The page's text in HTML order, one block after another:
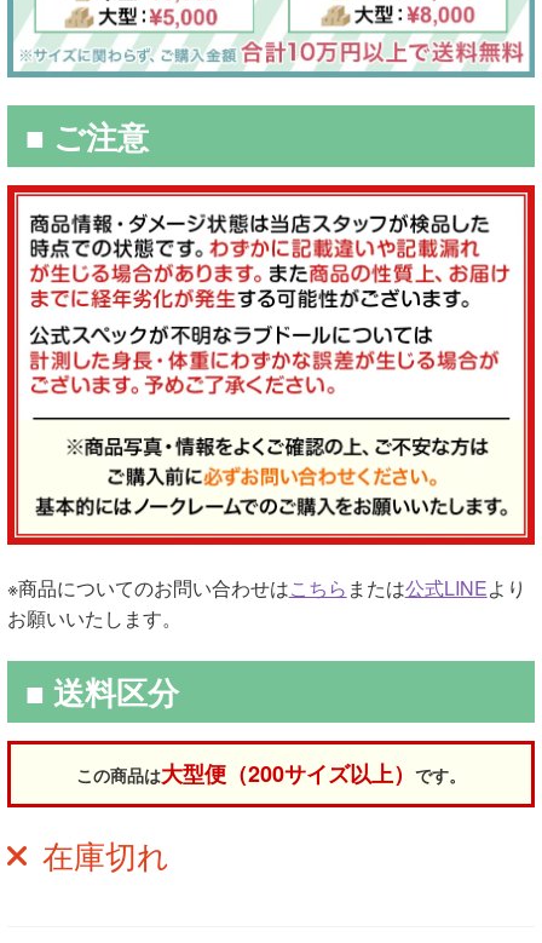
■ ご注意
※商品についてのお問い合わせはこちら または公式LINEより
お願いいたします。
■ 送料区分
この商品は大型便（200サイズ以上） です。
在庫切れ